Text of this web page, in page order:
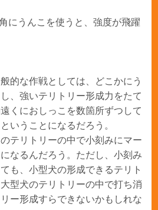
にうんこを使うと、強度が飛躍
的な作戦としては、どこかにう
、強いテリトリー形成力をたて
くにおしっこを数箇所ずつして
いうことになるだろう。
テリトリーの中で小刻みにマー
なるんだろう。ただし、小刻み
も、小型犬の形成できるテリト
型犬のテリトリーの中で打ち消
ー形成すらできないかもしれな